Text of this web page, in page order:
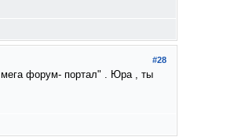
#28
мега форум- портал" . Юра , ты